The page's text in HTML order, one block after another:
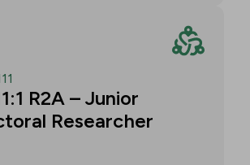
R2A – Junior
Researcher